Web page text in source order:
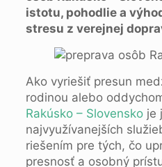
istotu, pohodlie a
stresu z verejnej
Ako vyriešiť presun
rodinou alebo
Rakúsko – Slovenskoje
najvyužívanejších
riešením pre tých, čo
presnosť a osobný